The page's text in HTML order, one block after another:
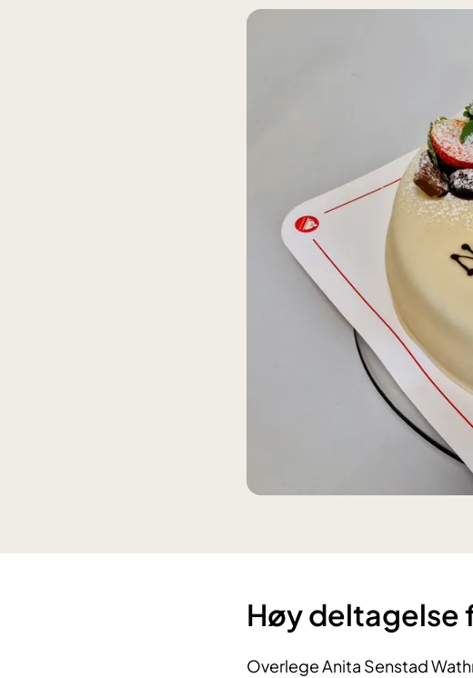
Høy deltagelse
Overlege Anita Senstad